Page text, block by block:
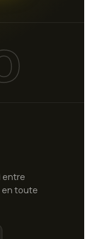
entre
en toute